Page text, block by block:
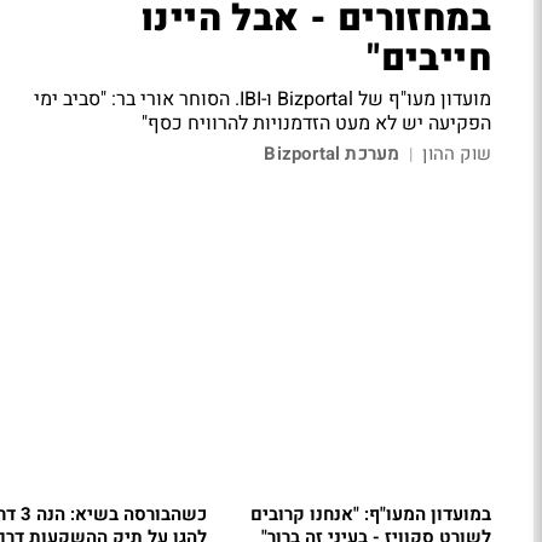
במחזורים - אבל היינו
חייבים"
מועדון מעו"ף של Bizportal ו-IBI. הסוחר אורי בר: "סביב ימי
הפקיעה יש לא מעט הזדמנויות להרוויח כסף"
שוק ההון | מערכת Bizportal
במועדון המעו"ף: "אנחנו קרובים